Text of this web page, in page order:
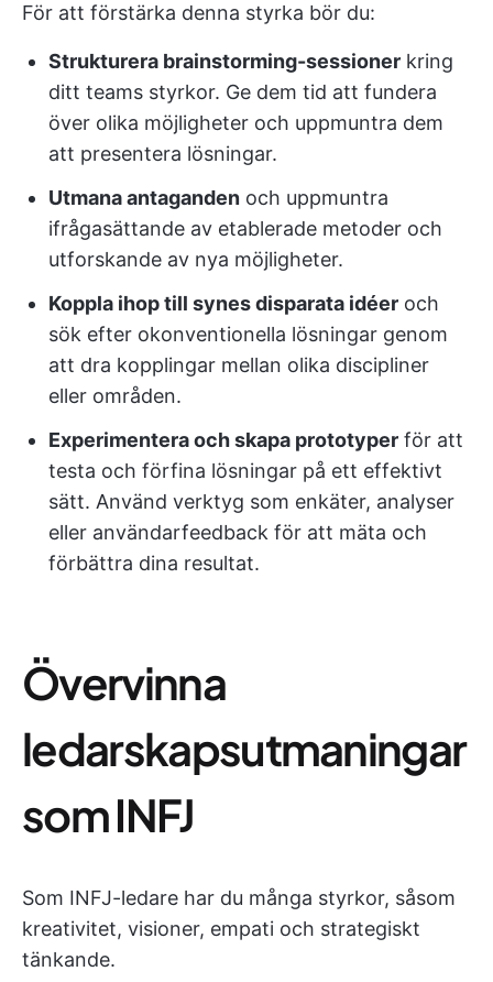
För att förstärka denna styrka bör du:
Strukturera brainstorming-sessioner kring
ditt teams styrkor. Ge dem tid att fundera
över olika möjligheter och uppmuntra dem
att presentera lösningar.
Utmana antaganden och uppmuntra
ifrågasättande av etablerade metoder och
utforskande av nya möjligheter.
Koppla ihop till synes disparata idéer och
sök efter okonventionella lösningar genom
att dra kopplingar mellan olika discipliner
eller områden.
Experimentera och skapa prototyper för att
testa och förfina lösningar på ett effektivt
sätt. Använd verktyg som enkäter, analyser
eller användarfeedback för att mäta och
förbättra dina resultat.
Övervinna
ledarskapsutmaningar
som INFJ
Som INFJ-ledare har du många styrkor, såsom
kreativitet, visioner, empati och strategiskt
tänkande.